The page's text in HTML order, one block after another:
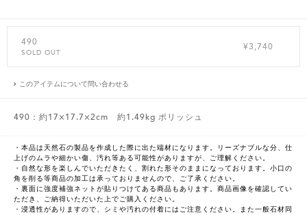
490
SOLD OUT
¥3,740
このアイテムについて問い合わせる
490：約17×17.7×2cm 約1.49kg ポリッシュ
・本品は天然石の製品を作成した際に出た端材になります。リーズナブルな分、仕
上げのムラや細かい傷、汚れ等ある可能性がありますが、ご理解ください。
・自然な形を楽しんでいただきたく、割れた形そのままになっております。小口の
角を削る等商品の加工は承っておりませんので、ご了承ください。
・裏面に強度補強ネットが貼りつけてある商品もあります。商品画像を確認してい
ただき、ご納得いただいた上でご購入ください。
・浸透性がありますので、シミや汚れの付着にはご注意ください。また一般石材同